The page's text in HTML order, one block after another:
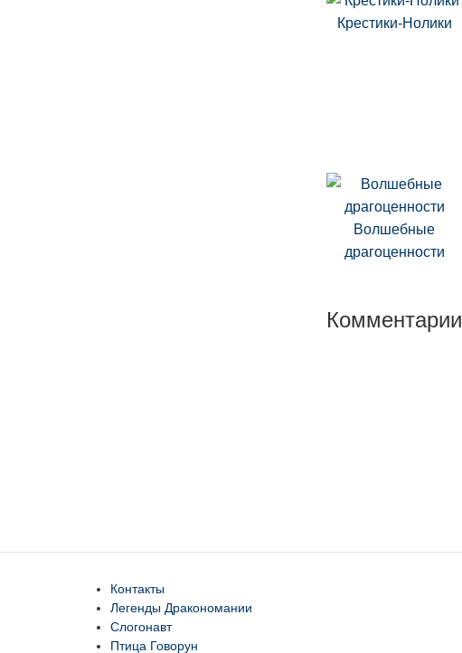
Крестики-Нолики
Волшебные
драгоценности
Комментарии
Контакты
Легенды Дракономании
Слогонавт
Птица Говорун